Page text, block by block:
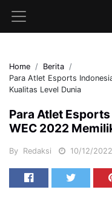
Home
Berita
Para Atlet Esports
Kualitas Level Dunia
Para Atlet
WEC 2022
By Redaksi 10/12/2022